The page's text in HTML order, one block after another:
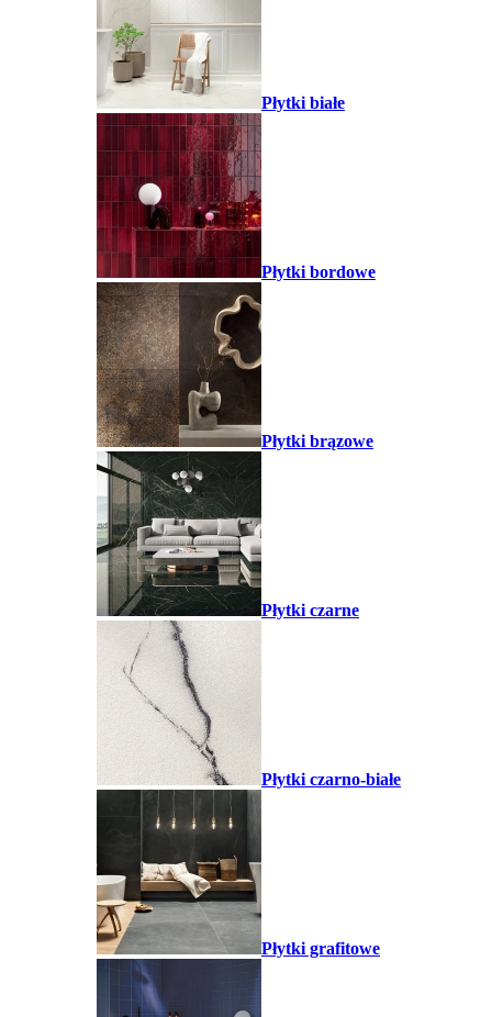
Płytki białe
Płytki bordowe
Płytki brązowe
Płytki czarne
Płytki czarno-białe
Płytki grafitowe